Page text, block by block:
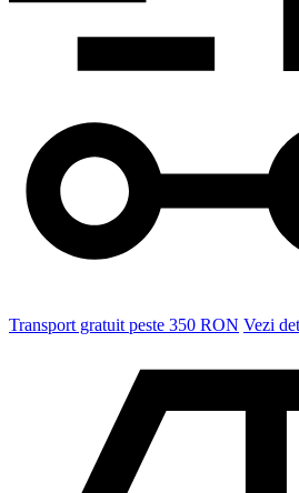
Transport gratuit peste 350 RON Vezi